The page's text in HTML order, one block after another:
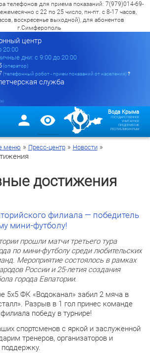
телефонов для приема показаний: 7(979)014-69-
с 22 по 25 число, пн-пт. с 8-17 часов,
воскресенье выходной), для абонентов
г.Симферополь
центр
20:00
дни: с 9:00 до 20:00
(оператор)
(телефонный робот - прием показаний от населения)?
служба
Вода Крыма
ГОСУДАРСТВЕННОЕ
УНИТАРНОЕ
ПРЕДПРИЯТИЕ
РЕСПУБЛИКИ КРЫМ
меню » Пресс-центр» Новости»
достижения
филиала — победитель
мини-футболу!
прошли матчи третьего тура
по мини-футболу среди любительских
Мероприятие состоялось в рамках
России и 25-летия создания
города Евпатории.
5х5 ФК «Водоканал» забил 2 мяча в
Разрыв в 1 гол принес команде
победу в турнире!
спортсменов с яркой и заслуженной
тренеров, организаторов и